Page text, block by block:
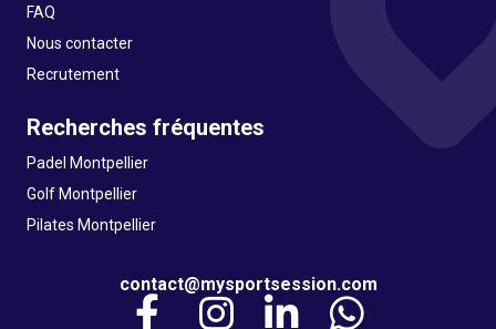
FAQ
Nous contacter
Recrutement
Recherches fréquentes
Padel Montpellier
Golf Montpellier
Pilates Montpellier
contact@mysportsession.com